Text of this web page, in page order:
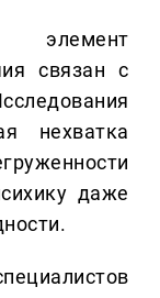
связан с
нехватка
даже